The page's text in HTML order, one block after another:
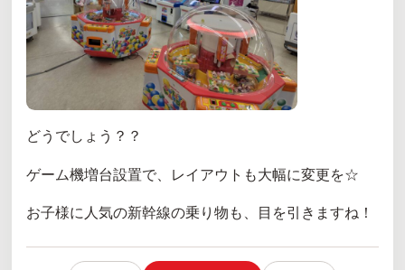
どうでしょう？？
ゲーム機増台設置で、レイアウトも大幅に変更を☆
お子様に人気の新幹線の乗り物も、目を引きますね！